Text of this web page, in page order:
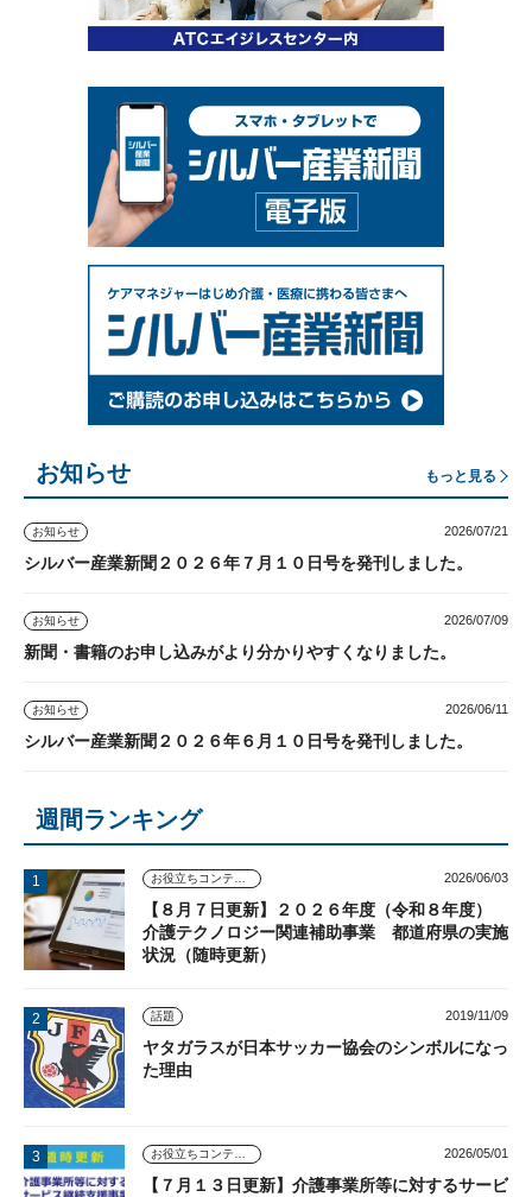
お知らせ もっと見る
お知らせ 2026/07/21
シルバー産業新聞２０２６年７月１０日号を発刊しました。
お知らせ 2026/07/09
新聞・書籍のお申し込みがより分かりやすくなりました。
お知らせ 2026/06/11
シルバー産業新聞２０２６年６月１０日号を発刊しました。
週間ランキング
お役立ちコンテンツ 2026/06/03
【８月７日更新】２０２６年度（令和８年度）
介護テクノロジー関連補助事業 都道府県の実施
状況（随時更新）
話題 2019/11/09
ヤタガラスが日本サッカー協会のシンボルになっ
た理由
お役立ちコンテンツ 2026/05/01
【７月１３日更新】介護事業所等に対するサービ